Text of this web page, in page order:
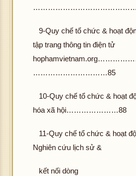
9-Quy chế tổ chức & hoạt
tập trang thông tin điện tử
…………………………85
10-Quy chế tổ chức & hoạt
hóa xã hội…………………88
11-Quy chế tổ chức & hoạt
Nghiên cứu lịch sử &
kết nối dòng